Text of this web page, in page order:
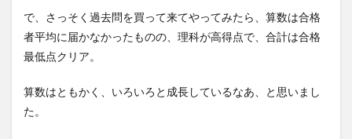
で、さっそく過去問を買って来てやってみたら、算数は合格
者平均に届かなかったものの、理科が高得点で、合計は合格
最低点クリア。
算数はともかく、いろいろと成長しているなあ、と思いまし
た。